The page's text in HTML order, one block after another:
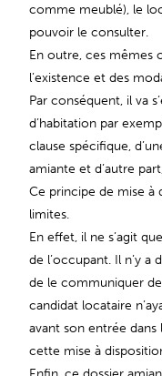
comme meublé), le
pouvoir le consulter.
En outre, ces mêmes
l’existence et des
Par conséquent, il va
d’habitation par
clause spécifique,
amiante et d’autre
Ce principe de mise à
limites.
En effet, il ne s’agit
de l’occupant. Il n’y a
de le communiquer
candidat locataire
avant son entrée dans
cette mise à